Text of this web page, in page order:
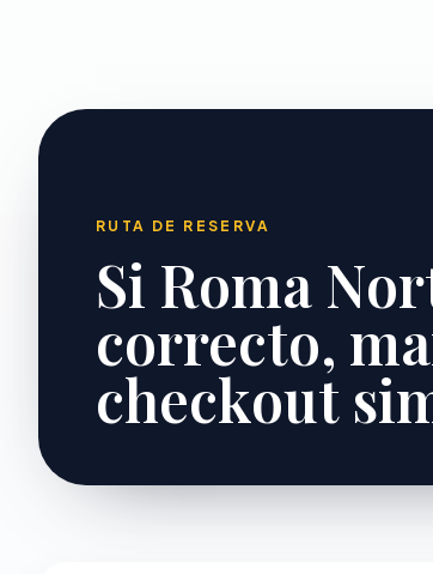
RUTA DE RESERVA
Si Roma
correcto,
checkout